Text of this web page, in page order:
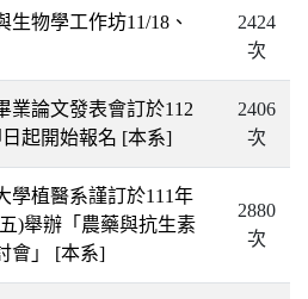
生物學工作坊11/18、
2424
次
業論文發表會訂於112
起開始報名 [本系]
2406
次
學植醫系謹訂於111年
)舉辦「農藥與抗生素
會」 [本系]
2880
次